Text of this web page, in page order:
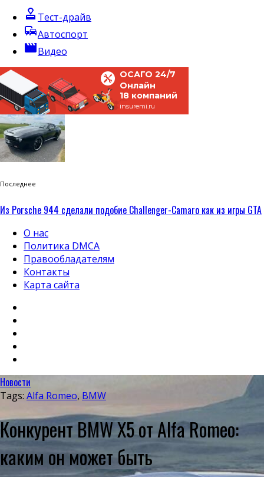
approval Тест-драйв
commuteАвтоспорт
movieВидео
ОСАГО 24/7
Онлайн
18 компаний
insuremi.ru
Последнее
Из Porsche 944 сделали подобие Challenger-Camaro как из игры GTA
О нас
Политика DMCA
Правообладателям
Контакты
Карта сайта
Новости
Tags: Alfa Romeo, BMW
Конкурент BMW X5 от Alfa Romeo:
каким он может быть